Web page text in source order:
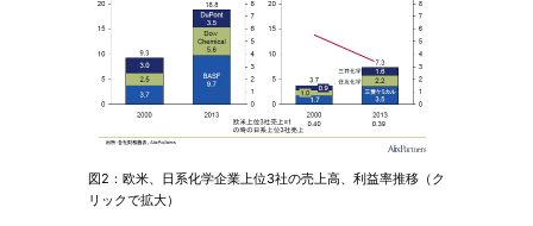
図2：欧米、日系化学企業上位3社の売上高、利益率推移（ク
リックで拡大）